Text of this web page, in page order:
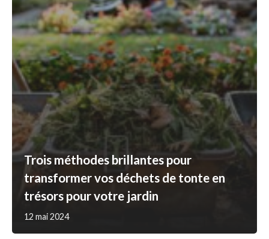
Trois méthodes brillantes pour
transformer vos déchets de tonte en
trésors pour votre jardin
12 mai 2024